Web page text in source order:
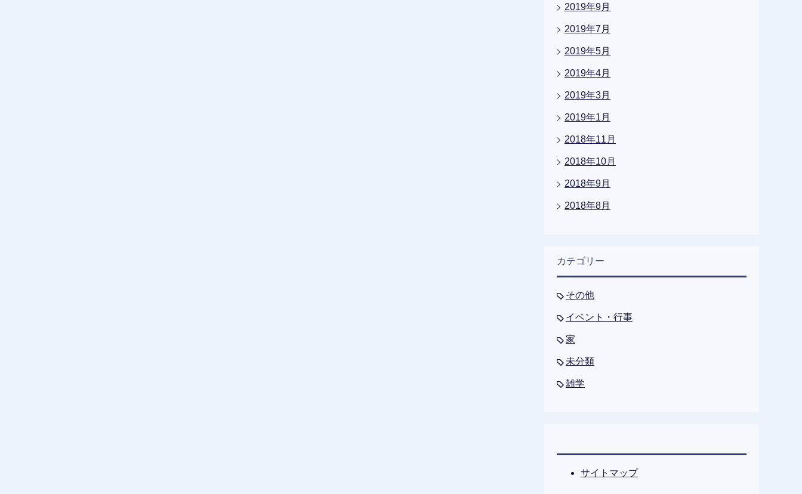
2019年9月
2019年7月
2019年5月
2019年4月
2019年3月
2019年1月
2018年11月
2018年10月
2018年9月
2018年8月
カテゴリー
その他
イベント・行事
家
未分類
雑学
サイトマップ